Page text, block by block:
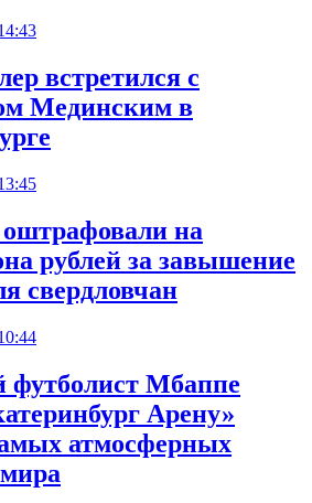
встретился с
Мединским в
на
рублей за завышение
свердловчан
футболист Мбаппе
Арену»
атмосферных